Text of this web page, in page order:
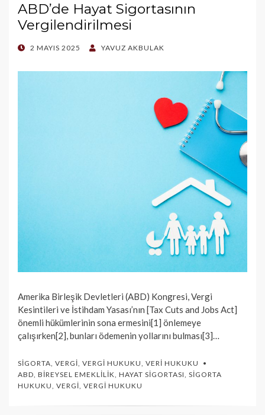
ABD’de Hayat Sigortasının
Vergilendirilmesi
POSTED
2 MAYIS 2025 YAVUZ AKBULAK
Amerika Birleşik Devletleri (ABD) Kongresi, Vergi
Kesintileri ve İstihdam Yasası’nın [Tax Cuts and Jobs Act]
önemli hükümlerinin sona ermesini[1] önlemeye
çalışırken[2], bunları ödemenin yollarını bulması[3]…
SIGORTA, VERGI, VERGI HUKUKU, VERI HUKUKU
ABD, BIREYSEL EMEKLILIK, HAYAT SIGORTASI, SIGORTA
HUKUKU, VERGI, VERGI HUKUKU